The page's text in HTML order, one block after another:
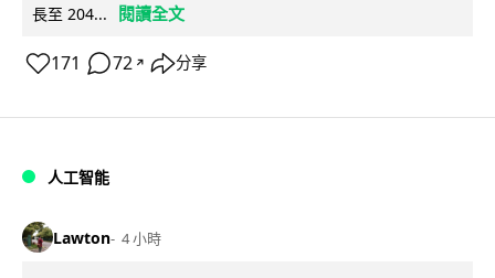
長至 204...
閱讀全文
171 72 ↗ 分享
人工智能
Lawton 4 小時